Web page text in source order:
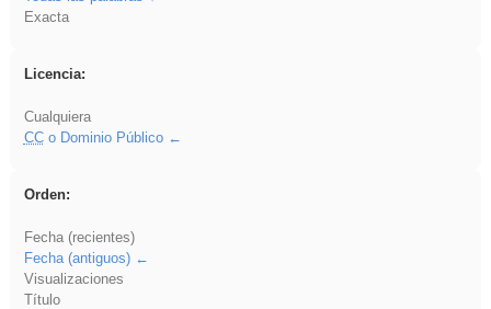
Exacta
Licencia:
Cualquiera
CCo Dominio Público
Orden:
Fecha (recientes)
Fecha (antiguos)
Visualizaciones
Título